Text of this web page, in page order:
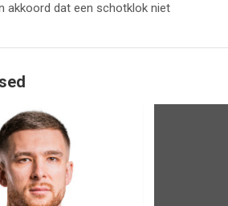
akkoord dat een schotklok niet